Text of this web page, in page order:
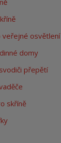
veřejné osvětlení
domy
přepětí
skříně